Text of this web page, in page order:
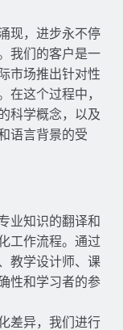
现，进步永不停
我们的客户是一
市场推出针对性
在这个过程中，
科学概念，以及
语言背景的受
业知识的翻译和
工作流程。通过
教学设计师、课
性和学习者的参
差异，我们进行